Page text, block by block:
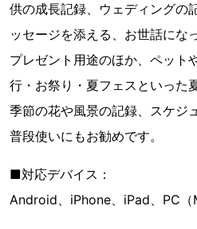
供の成長記録、ウェディングの
ッセージを添える、お世話にな
プレゼント用途のほか、ペット
行・お祭り・夏フェスといった
季節の花や風景の記録、スケジ
普段使いにもお勧めです。
■対応デバイス：
Android、iPhone、iPad、PC（